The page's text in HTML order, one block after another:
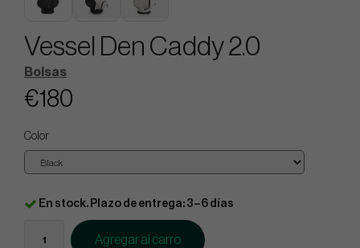
Vessel Den Caddy 2.0
Bolsas
€180
Color
En stock. Plazo de entrega: 3–6 días
Agregar al carro